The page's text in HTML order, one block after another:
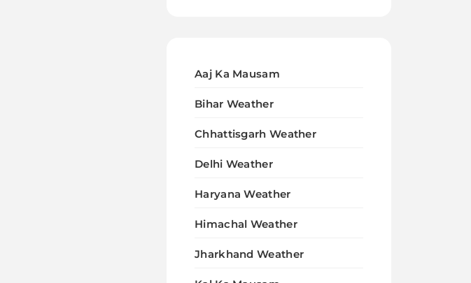
Aaj Ka Mausam
Bihar Weather
Chhattisgarh Weather
Delhi Weather
Haryana Weather
Himachal Weather
Jharkhand Weather